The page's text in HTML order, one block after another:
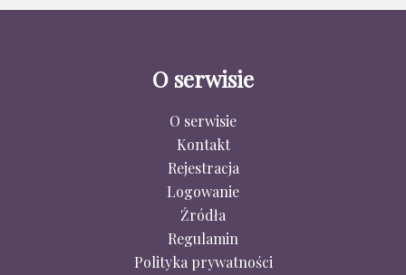
O serwisie
O serwisie
Kontakt
Rejestracja
Logowanie
Źródła
Regulamin
Polityka prywatności